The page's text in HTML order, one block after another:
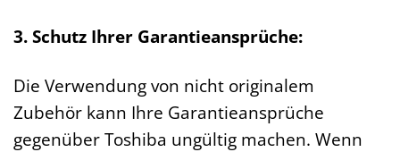
3. Schutz Ihrer Garantieansprüche:
Die Verwendung von nicht originalem
Zubehör kann Ihre Garantieansprüche
gegenüber Toshiba ungültig machen. Wenn